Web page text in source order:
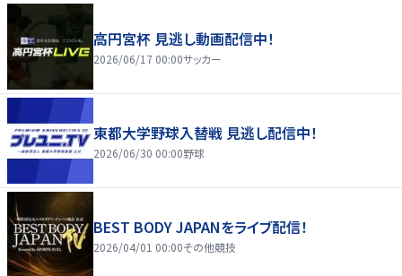
高円宮杯 見逃し動画配信中！
2026/06/17 00:00サッカー
東都大学野球入替戦 見逃し配信中！
2026/06/30 00:00野球
BEST BODY JAPANをライブ配信！
2026/04/01 00:00その他競技